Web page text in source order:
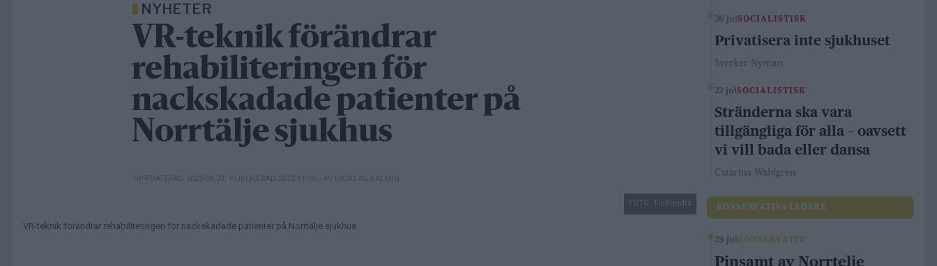
NYHETER
VR-teknik förändrar
rehabiliteringen för
nackskadade patienter på
Norrtälje sjukhus
UPPDATERAD 2025-08-20 , PUBLICERAD 2023-11-25 – AV NICKLAS SALMIN
FOTO: Tiohundra
VR-teknik förändrar rehabiliteringen för nackskadade patienter på Norrtälje sjukhus
26 julSOCIALISTISK
Privatisera inte sjukhuset
Sverker Nyman
22 julSOCIALISTISK
Stränderna ska vara
tillgängliga för alla – oavsett
vi vill bada eller dansa
Catarina Wahlgren
KONSERVATIVA LEDARE
29 jul KONSERVATIV
Pinsamt av Norrtelje